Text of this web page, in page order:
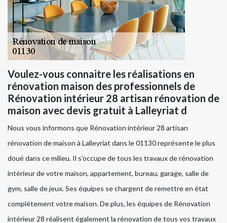
Voulez-vous connaitre les réalisations en
rénovation maison des professionnels de
Rénovation intérieur 28 artisan rénovation de
maison avec devis gratuit à Lalleyriat d
Nous vous informons que Rénovation intérieur 28 artisan
rénovation de maison à Lalleyriat dans le 01130 représente le plus
doué dans ce milieu. Il s’occupe de tous les travaux de rénovation
intérieur de votre maison, appartement, bureau, garage, salle de
gym, salle de jeux. Ses équipes se chargent de remettre en état
complètement votre maison. De plus, les équipes de Rénovation
intérieur 28 réalisent également la rénovation de tous vos travaux